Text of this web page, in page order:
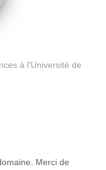
à l'Université de
Merci de